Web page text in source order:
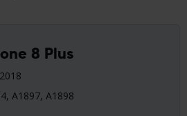
8 Plus
A1897, A1898